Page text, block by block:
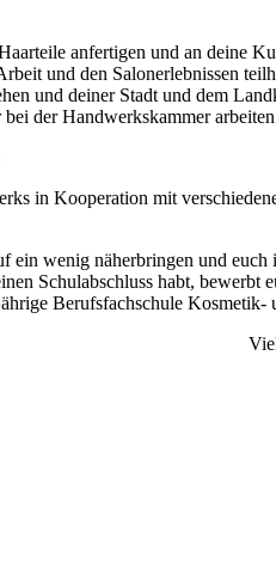
anfertigen und an deine
und den Salonerlebnissen
und deiner Stadt und dem
der Handwerkskammer
in Kooperation mit
wenig näherbringen und
Schulabschluss habt,
Berufsfachschule Kosmetik-